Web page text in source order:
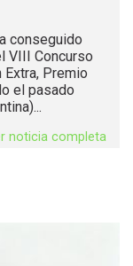
conseguido
VIII Concurso
Premio
el pasado
noticia completa